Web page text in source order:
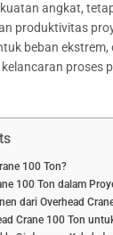
angkat,
produktivitas
beban
proses
100 Ton?
100 Ton dalam
dari Overhead
Crane 100 Ton